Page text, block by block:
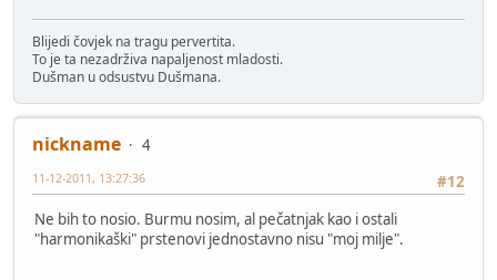
Blijedi čovjek na tragu pervertita.
To je ta nezadrživa napaljenost mladosti.
Dušman u odsustvu Dušmana.
nickname
4
#12
11-12-2011, 13:27:36
Ne bih to nosio. Burmu nosim, al pečatnjak kao i ostali
"harmonikaški" prstenovi jednostavno nisu "moj milje".